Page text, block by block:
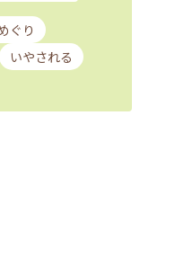
ぐり
いやされる